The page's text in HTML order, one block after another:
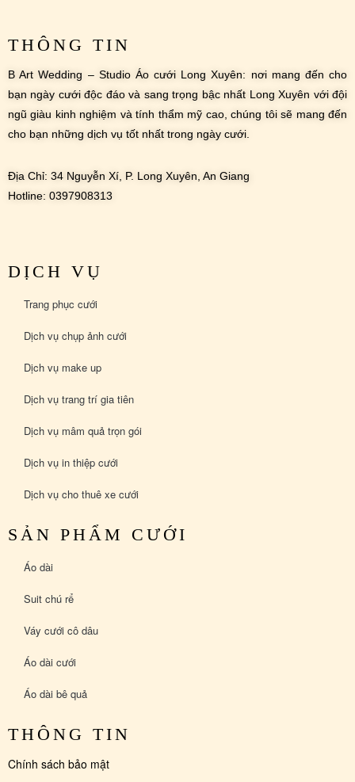
THÔNG TIN
B Art Wedding – Studio Áo cưới Long Xuyên: nơi mang đến cho
bạn ngày cưới độc đáo và sang trọng bậc nhất Long Xuyên với đội
ngũ giàu kinh nghiệm và tính thẩm mỹ cao, chúng tôi sẽ mang đến
cho bạn những dịch vụ tốt nhất trong ngày cưới.
Địa Chỉ: 34 Nguyễn Xí, P. Long Xuyên, An Giang
Hotline: 0397908313
DỊCH VỤ
Trang phục cưới
Dịch vụ chụp ảnh cưới
Dịch vụ make up
Dịch vụ trang trí gia tiên
Dịch vụ mâm quả trọn gói
Dịch vụ in thiệp cưới
Dịch vụ cho thuê xe cưới
SẢN PHẨM CƯỚI
Áo dài
Suit chú rể
Váy cưới cô dâu
Áo dài cưới
Áo dài bê quả
THÔNG TIN
Chính sách bảo mật